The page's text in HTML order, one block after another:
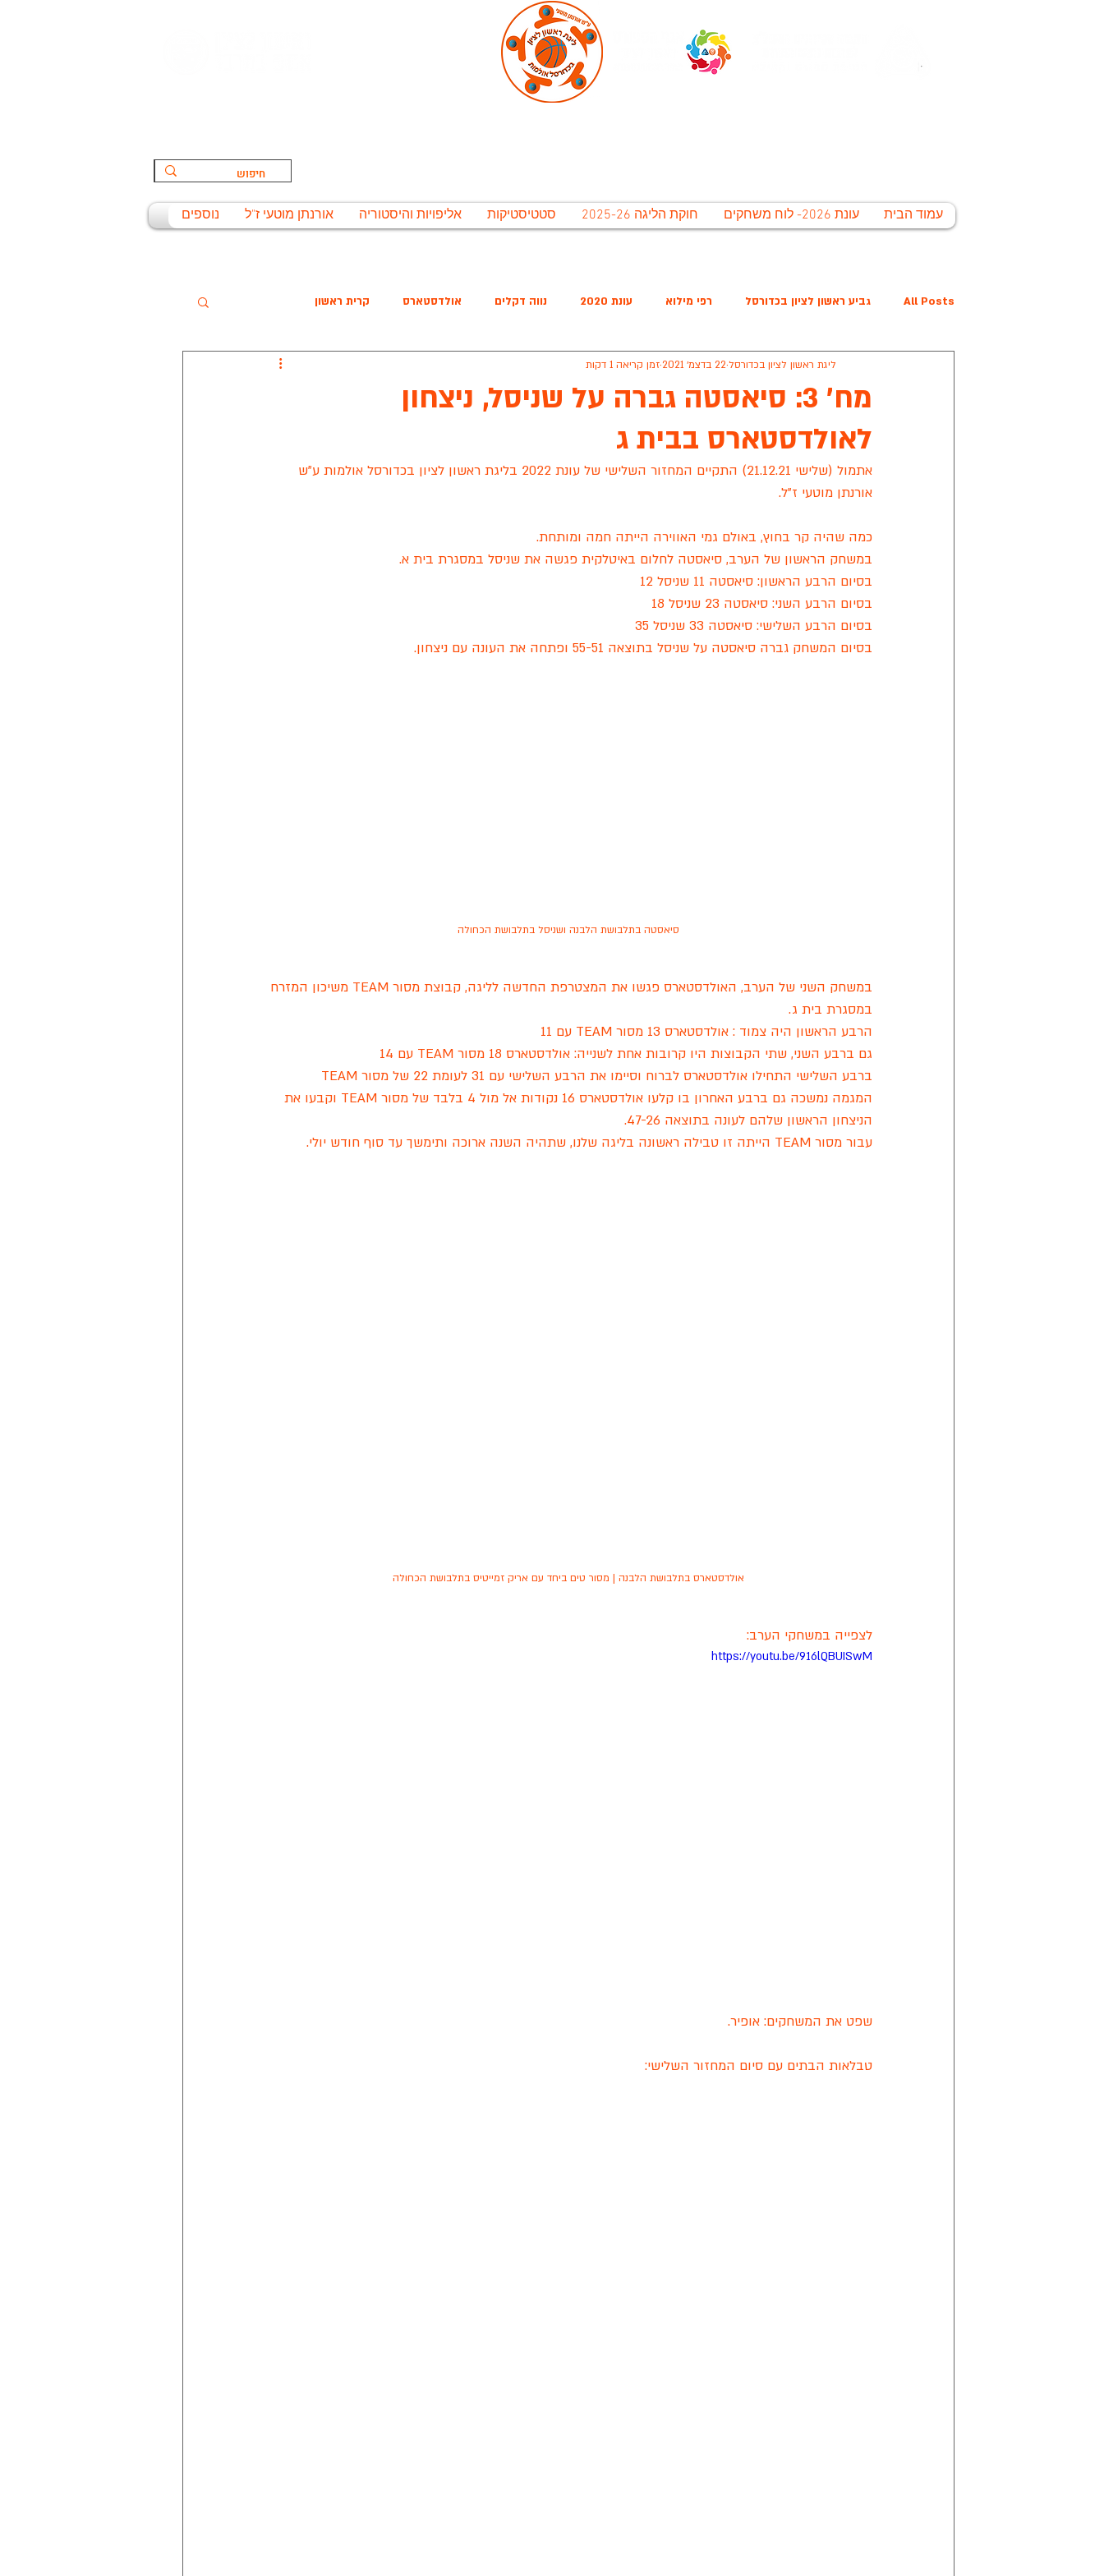
עמוד הבית עונת 2026- לוח משחקים חוקת הליגה 2025-26 סטטיסטיקות אליפויות והיסטוריה אורנתן מוטעי ז"ל נוספים
All Posts גביע ראשון לציון בכדורסל רפי מילוא עונת 2020 נווה דקלים אולדסטארס קרית ראשון
פרס נובל קרית הלאום המפציצים שישיסל האריות
אפיק ניסים מישור הנוף קרית גנים שיקגו ארונות הראל
מתחבר ראשון לציון אליצור ראשון לציון
ליגת הכדורסל של החירשים בישראל שידור חי מכבי רוזן ראשלצ עונת 2022 מסור TEAM
מח' 3: סיאסטה גברה על שניסל, ניצחון
לאולדסטארס בבית ג
ליגת ראשון לציון בכדורסל22 בדצמ׳ 2021 זמן קריאה 1 דקות
אתמול (שלישי 21.12.21) התקיים המחזור השלישי של עונת 2022 בליגת ראשון לציון בכדורסל אולמות ע"ש
אורנתן מוטעי ז"ל.
כמה שהיה קר בחוץ, באולם גמי האווירה הייתה חמה ומותחת.
במשחק הראשון של הערב, סיאסטה לחלום באיטלקית פגשה את שניסל במסגרת בית א.
בסיום הרבע הראשון: סיאסטה 11 שניסל 12
בסיום הרבע השני: סיאסטה 23 שניסל 18
בסיום הרבע השלישי: סיאסטה 33 שניסל 35
בסיום המשחק גברה סיאסטה על שניסל בתוצאה 55-51 ופתחה את העונה עם ניצחון.
סיאסטה בתלבושת הלבנה ושניסל בתלבושת הכחולה
במשחק השני של הערב, האולדסטארס פגשו את המצטרפת החדשה לליגה, קבוצת מסור TEAM משיכון המזרח
במסגרת בית ג.
הרבע הראשון היה צמוד : אולדסטארס 13 מסור TEAM עם 11
גם ברבע השני, שתי הקבוצות היו קרובות אחת לשנייה: אולדסטארס 18 מסור TEAM עם 14
ברבע השלישי התחילו אולדסטארס לברוח וסיימו את הרבע השלישי עם 31 לעומת 22 של מסור TEAM
המגמה נמשכה גם ברבע האחרון בו קלעו אולדסטארס 16 נקודות אל מול 4 בלבד של מסור TEAM וקבעו את
הניצחון הראשון שלהם לעונה בתוצאה 47-26.
עבור מסור TEAM הייתה זו טבילה ראשונה בליגה שלנו, שתהיה השנה ארוכה ותימשך עד סוף חודש יולי.
אולדסטארס בתלבושת הלבנה | מסור טים ביחד עם אריק זמייטיס בתלבושת הכחולה
לצפייה במשחקי הערב:
https://youtu.be/916lQBUISwM
שפט את המשחקים: אופיר.
טבלאות הבתים עם סיום המחזור השלישי: